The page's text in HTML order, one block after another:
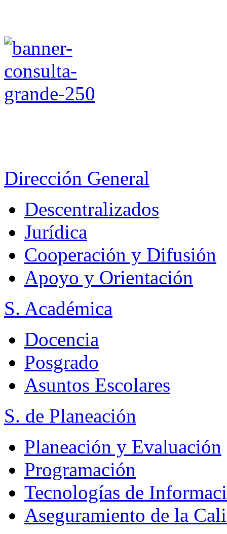
Dirección General
Descentralizados
Jurídica
Cooperación y Difusión
Apoyo y Orientación
S. Académica
Docencia
Posgrado
Asuntos Escolares
S. de Planeación
Planeación y Evaluación
Programación
Tecnologías de
Aseguramiento de la